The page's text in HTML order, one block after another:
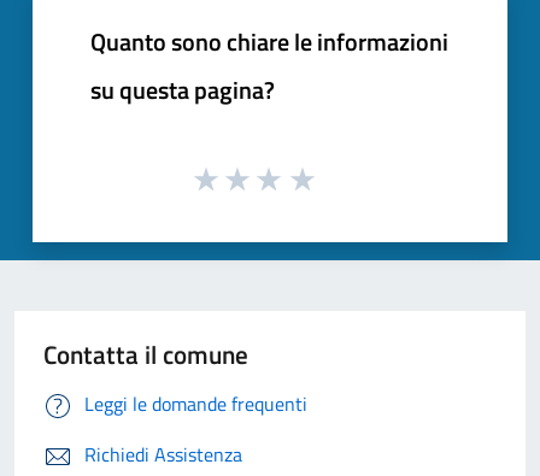
Quanto sono chiare le informazioni
su questa pagina?
Contatta il comune
Leggi le domande frequenti
Richiedi Assistenza